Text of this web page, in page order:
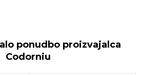
ponudbo proizvajalca
Codorniu